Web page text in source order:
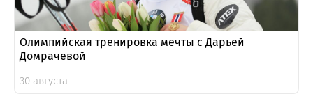
Олимпийская тренировка мечты с Дарьей
Домрачевой
30 августа